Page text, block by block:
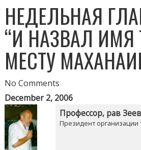
НЕДЕЛЬНАЯ
“И НАЗВАЛ ИМЯ
МЕСТУ
No Comments
December 2, 2006
Профессор, рав
Президент